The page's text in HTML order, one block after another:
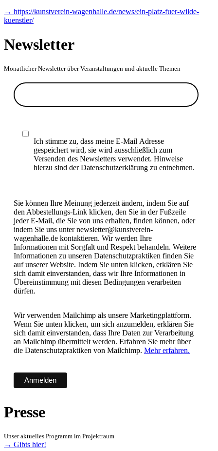
→ https://kunstverein-wagenhalle.de/news/ein-platz-fuer-wilde-
kuenstler/
Newsletter
Monatlicher Newsletter über Veranstaltungen und aktuelle Themen
Ich stimme zu, dass meine E-Mail Adresse
gespeichert wird, sie wird ausschließlich zum
Versenden des Newsletters verwendet. Hinweise
hierzu sind der Datenschutzerklärung zu entnehmen.
Sie können Ihre Meinung jederzeit ändern, indem Sie auf
den Abbestellungs-Link klicken, den Sie in der Fußzeile
jeder E-Mail, die Sie von uns erhalten, finden können, oder
indem Sie uns unter newsletter@kunstverein-
wagenhalle.de kontaktieren. Wir werden Ihre
Informationen mit Sorgfalt und Respekt behandeln. Weitere
Informationen zu unseren Datenschutzpraktiken finden Sie
auf unserer Website. Indem Sie unten klicken, erklären Sie
sich damit einverstanden, dass wir Ihre Informationen in
Übereinstimmung mit diesen Bedingungen verarbeiten
dürfen.
Wir verwenden Mailchimp als unsere Marketingplattform.
Wenn Sie unten klicken, um sich anzumelden, erklären Sie
sich damit einverstanden, dass Ihre Daten zur Verarbeitung
an Mailchimp übermittelt werden. Erfahren Sie mehr über
die Datenschutzpraktiken von Mailchimp. Mehr erfahren.
Presse
Unser aktuelles Programm im Projektraum
→ Gibts hier!